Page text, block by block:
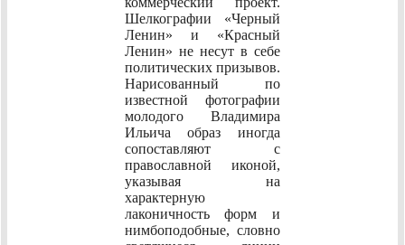
Шелкографии «Черный
Ленин» и «Красный
Ленин» не несут в себе
политических призывов.
Нарисованный по
известной фотографии
молодого Владимира
Ильича образ иногда
сопоставляют с
православной иконой,
указывая на
характерную
лаконичность форм и
нимбоподобные, словно